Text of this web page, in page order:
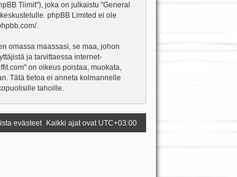
Tiimit"), joka on julkaistu "General
phpBB Limited ei ole
.
omassa maassasi, se maa, johon
ja tarvittaessa internet-
on oikeus poistaa, muokata,
Tätä tietoa ei anneta kolmannelle
tahoille.
Kaikki ajat ovat UTC+03:00
evästeet